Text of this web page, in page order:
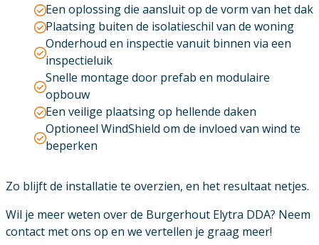
Een oplossing die aansluit op de vorm van het dak
Plaatsing buiten de isolatieschil van de woning
Onderhoud en inspectie vanuit binnen via een
inspectieluik
Snelle montage door prefab en modulaire
opbouw
Een veilige plaatsing op hellende daken
Optioneel WindShield om de invloed van wind te
beperken
Zo blijft de installatie te overzien, en het resultaat netjes.
Wil je meer weten over de Burgerhout Elytra DDA? Neem
contact met ons op en we vertellen je graag meer!